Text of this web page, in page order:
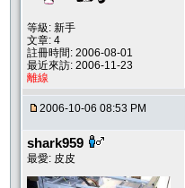
等級: 新手
文章: 4
註冊時間: 2006-08-01
最近來訪: 2006-11-23
離線
2006-10-06 08:53 PM
shark959
最愛: 皮皮